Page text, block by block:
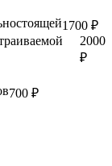
1700 ₽
2000
₽
700 ₽